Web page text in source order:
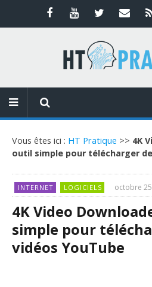
Vous êtes ici : HT Pratique >> 4K
outil simple pour télécharger
INTERNET LOGICIELS octobre
4K Video
simple pour
vidéos YouTube